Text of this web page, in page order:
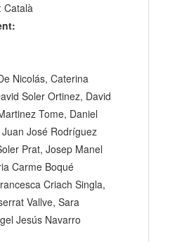
Català
Nicolás, Caterina
Soler Ortinez, David
Tome, Daniel
José Rodríguez
Prat, Josep Manel
Carme Boqué
Criach Singla,
Vallve, Sara
Jesús Navarro